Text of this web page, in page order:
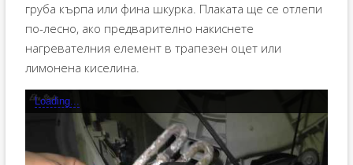
груба кърпа или фина шкурка. Плаката ще се отлепи
по-лесно, ако предварително накиснете
нагревателния елемент в трапезен оцет или
лимонена киселина.
Loading...